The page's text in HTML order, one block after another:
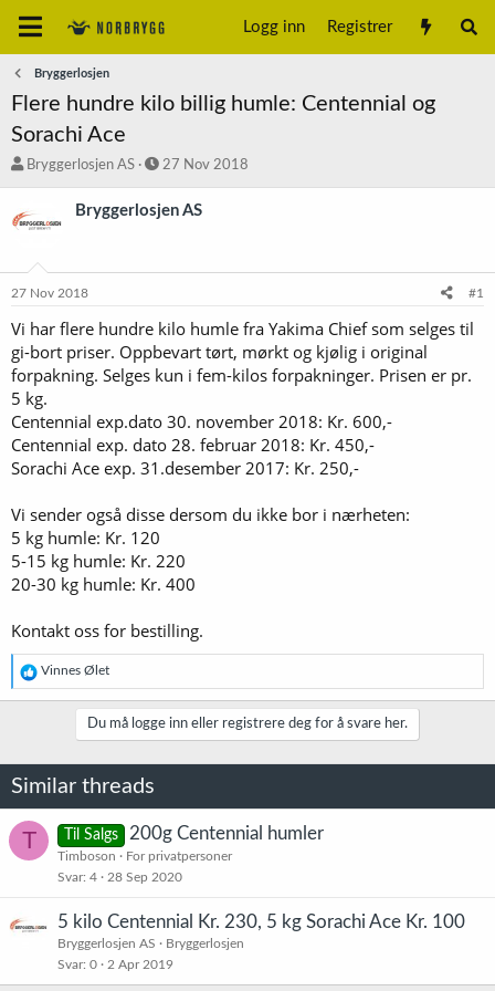
Logg inn Registrer
Bryggerlosjen
Flere hundre kilo billig humle: Centennial og
Sorachi Ace
T
d
e
Bryggerlosjen AS
S
a
o
27 Nov 2018
Bryggerlosjen AS
27 Nov 2018 #1
Vi har flere hundre kilo humle fra Yakima Chief som selges til
gi-bort priser. Oppbevart tørt, mørkt og kjølig i original
forpakning. Selges kun i fem-kilos forpakninger. Prisen er pr.
5 kg.
Centennial exp.dato 30. november 2018: Kr. 600,-
Centennial exp. dato 28. februar 2018: Kr. 450,-
Sorachi Ace exp. 31.desember 2017: Kr. 250,-
Vi sender også disse dersom du ikke bor i nærheten:
5 kg humle: Kr. 120
5-15 kg humle: Kr. 220
20-30 kg humle: Kr. 400
Kontakt oss for bestilling.
R
e
a
n
e
r
Vinnes Ølet
Du må logge inn eller registrere deg for å svare her.
Similar threads
T Til Salgs 200g Centennial humler
Timboson
For privatpersoner
Svar 4 28 Sep 2020
5 kilo Centennial Kr. 230, 5 kg Sorachi Ace Kr. 100
Bryggerlosjen AS
Bryggerlosjen
Svar 0 2 Apr 2019